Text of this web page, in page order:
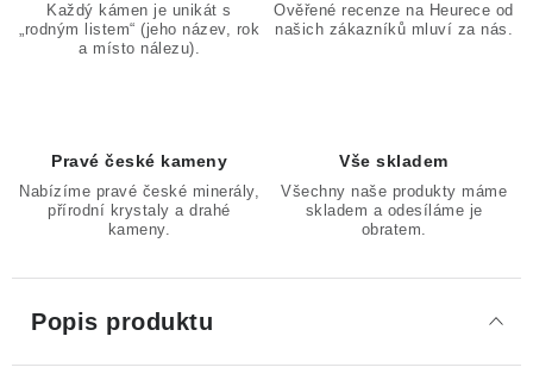
Každý kámen je unikát s
„rodným listem“ (jeho název, rok
a místo nálezu).
Ověřené recenze na Heurece od
našich zákazníků mluví za nás.
Pravé české kameny
Nabízíme pravé české minerály,
přírodní krystaly a drahé
kameny.
Vše skladem
Všechny naše produkty máme
skladem a odesíláme je
obratem.
Popis produktu